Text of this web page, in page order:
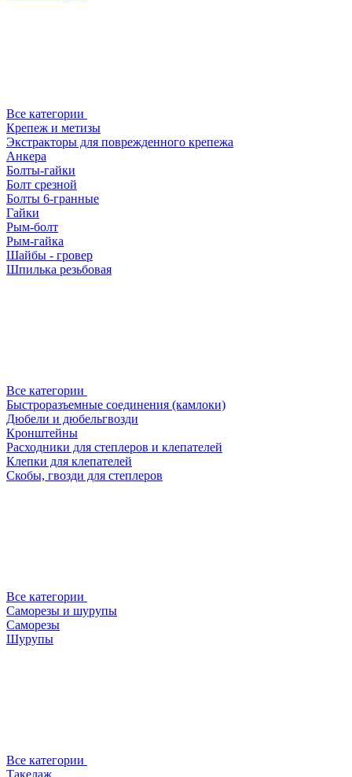
Все категории
Крепеж и метизы
Экстракторы для поврежденного крепежа
Анкера
Болты-гайки
Болт срезной
Болты 6-гранные
Гайки
Рым-болт
Рым-гайка
Шайбы - гровер
Шпилька резьбовая
Все категории
Быстроразъемные соединения (камлоки)
Дюбели и дюбельгвозди
Кронштейны
Расходники для степлеров и клепателей
Клепки для клепателей
Скобы, гвозди для степлеров
Все категории
Саморезы и шурупы
Саморезы
Шурупы
Все категории
Такелаж